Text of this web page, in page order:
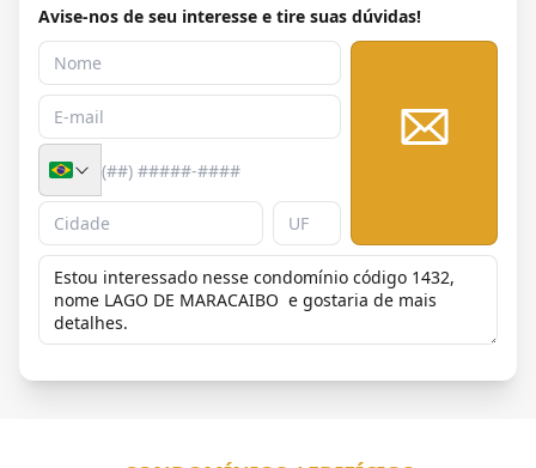
Avise-nos de seu interesse e tire suas dúvidas!